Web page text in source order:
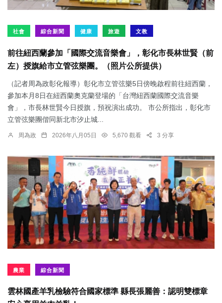
社會 綜合新聞 健康 旅遊 文教
前往紐西蘭參加「國際交流音樂會」，彰化市長林世賢（前
左）授旗給市立管弦樂團。（照片公所提供）
（記者周為政彰化報導）彰化市立管弦樂5日傍晚啟程前往紐西蘭，
參加本月8日在紐西蘭奧克蘭登場的「台灣紐西蘭國際交流音樂
會」，市長林世賢今日授旗，預祝演出成功。 市公所指出，彰化市
立管弦樂團偕同新北市汐止城...
周為政 2026年八月05日 5,670 觀看 3 分享
農業 綜合新聞
雲林國產羊乳檢驗符合國家標準 縣長張麗善：認明雙標章